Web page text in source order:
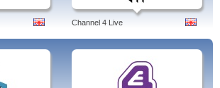
Channel 4 Live